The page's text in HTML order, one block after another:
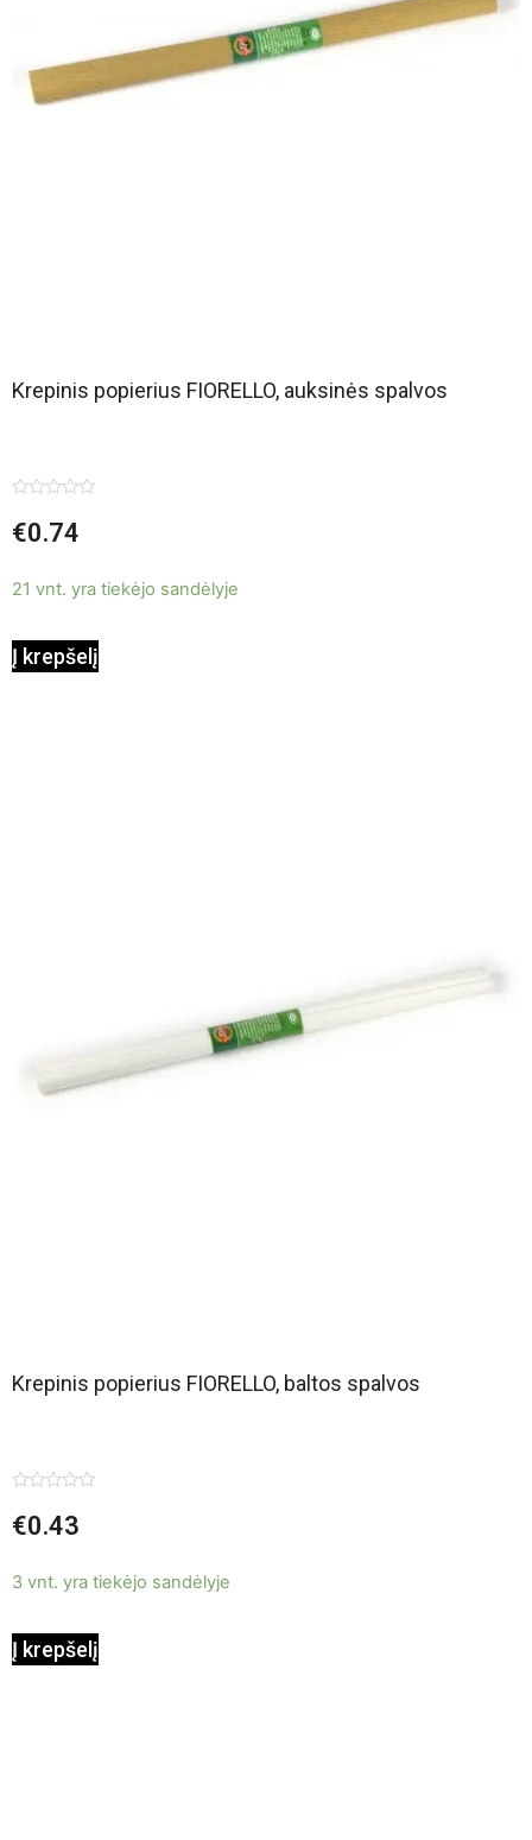
Krepinis popierius FIORELLO, auksinės spalvos
0
iš
€0.74
21 vnt. yra tiekėjo sandėlyje
Į krepšelį
Krepinis popierius FIORELLO, baltos spalvos
0
iš
€0.43
3 vnt. yra tiekėjo sandėlyje
Į krepšelį